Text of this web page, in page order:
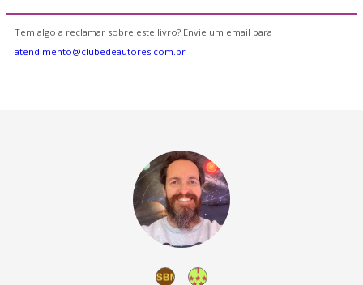
Tem algo a reclamar sobre este livro? Envie um email para
atendimento@clubedeautores.com.br